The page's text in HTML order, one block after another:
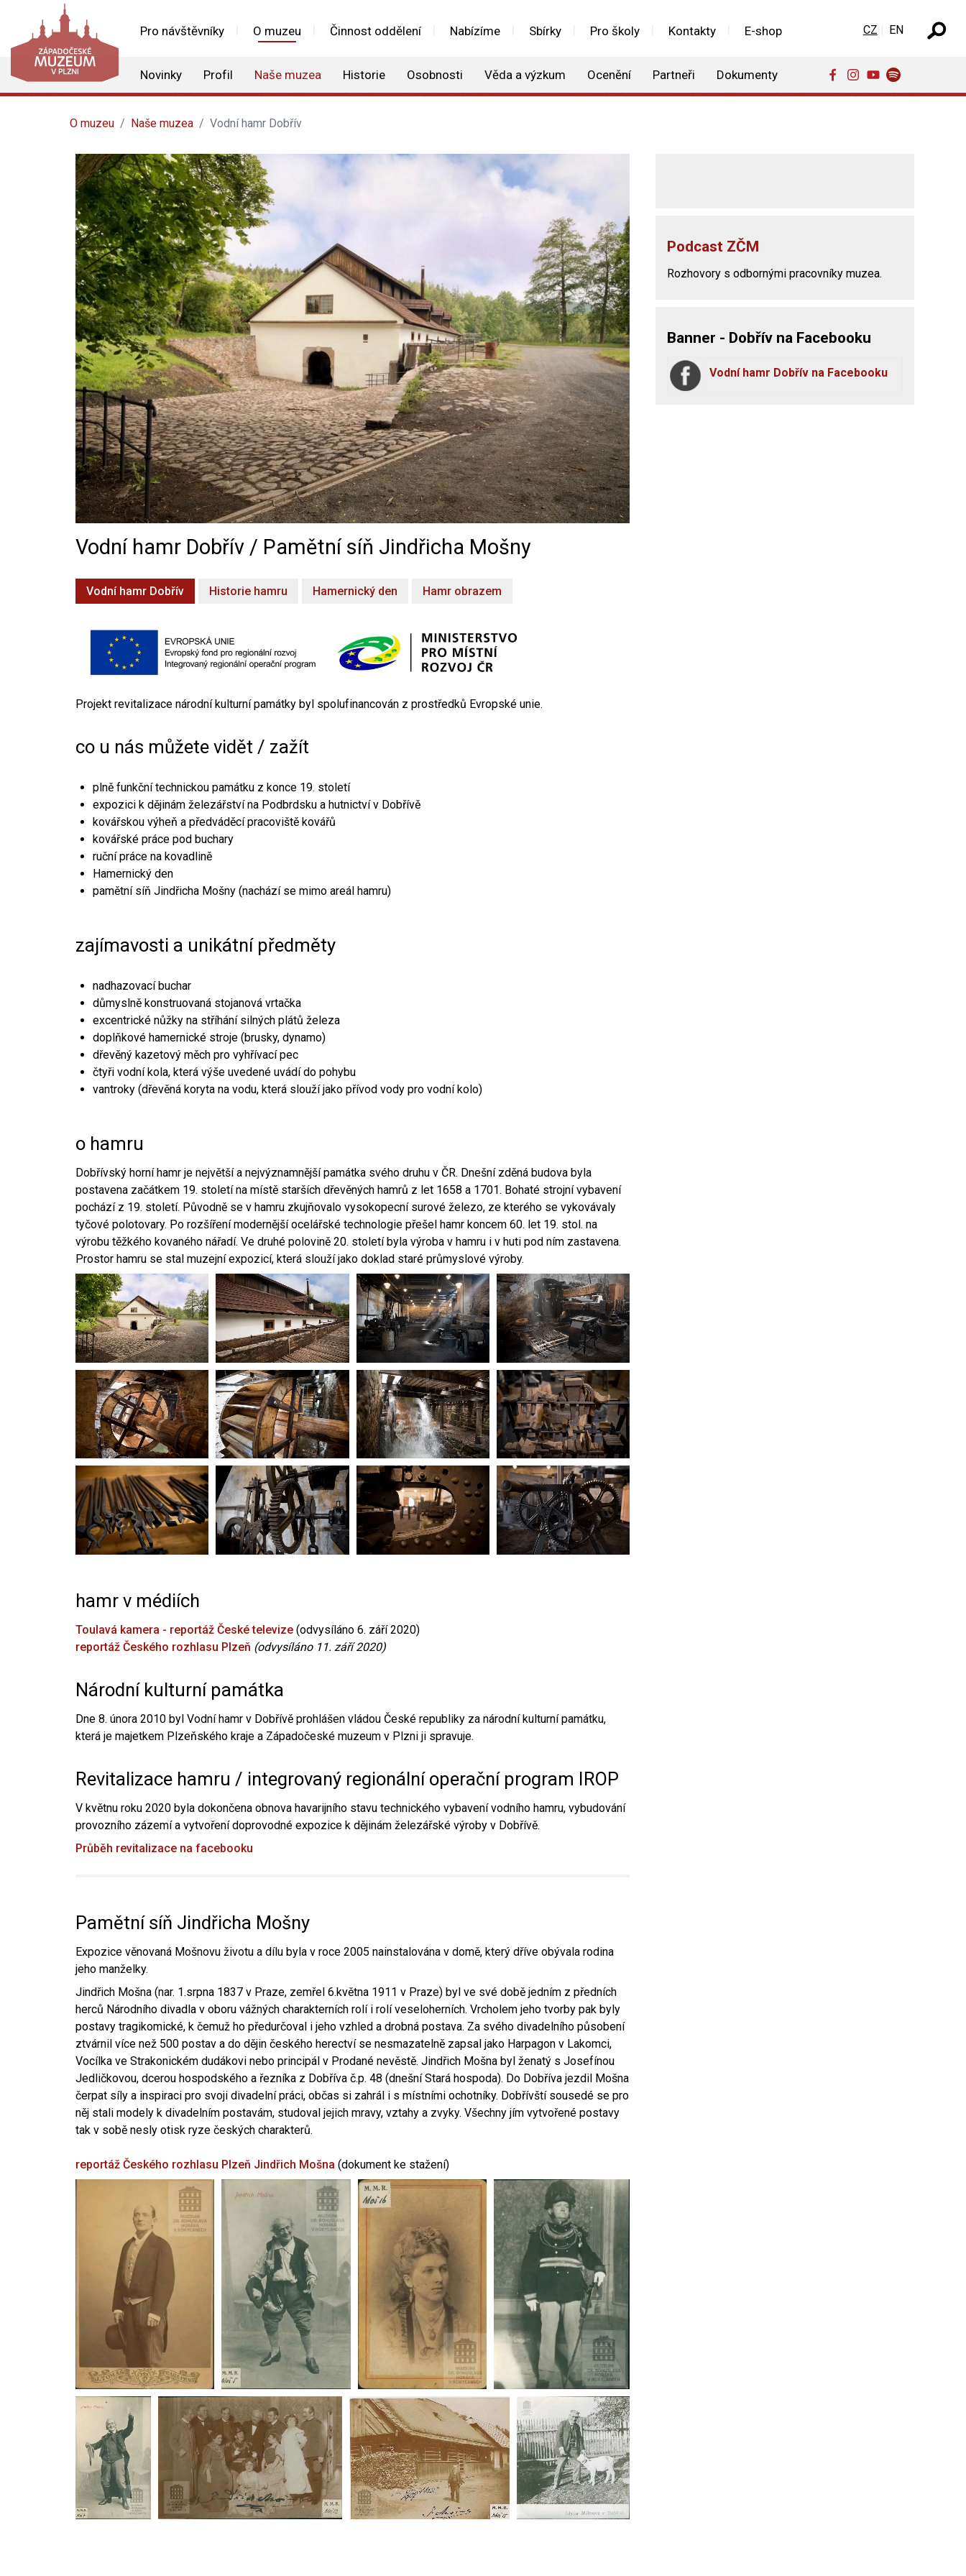
Pro návštěvníky O muzeu Činnost oddělení Nabízíme Sbírky Pro školy Kontakty E-shop
Novinky Profil Naše muzea Historie Osobnosti Věda a výzkum Ocenění Partneři Dokumenty
Zvolte jazyk
CZ EN
O muzeu Naše muzea Vodní hamr Dobřív
Vodní hamr Dobřív / Pamětní síň Jindřicha Mošny
Vodní hamr Dobřív Historie hamru Hamernický den Hamr obrazem
Projekt revitalizace národní kulturní památky byl spolufinancován z prostředků Evropské unie.
co u nás můžete vidět / zažít
plně funkční technickou památku z konce 19. století
expozici k dějinám železářství na Podbrdsku a hutnictví v Dobřívě
kovářskou výheň a předváděcí pracoviště kovářů
kovářské práce pod buchary
ruční práce na kovadlině
Hamernický den
pamětní síň Jindřicha Mošny (nachází se mimo areál hamru)
zajímavosti a unikátní předměty
nadhazovací buchar
důmyslně konstruovaná stojanová vrtačka
excentrické nůžky na stříhání silných plátů železa
doplňkové hamernické stroje (brusky, dynamo)
dřevěný kazetový měch pro vyhřívací pec
čtyři vodní kola, která výše uvedené uvádí do pohybu
vantroky (dřevěná koryta na vodu, která slouží jako přívod vody pro vodní kolo)
o hamru
Dobřívský horní hamr je největší a nejvýznamnější památka svého druhu v ČR. Dnešní zděná budova byla
postavena začátkem 19. století na místě starších dřevěných hamrů z let 1658 a 1701. Bohaté strojní vybavení
pochází z 19. století. Původně se v hamru zkujňovalo vysokopecní surové železo, ze kterého se vykovávaly
tyčové polotovary. Po rozšíření modernější ocelářské technologie přešel hamr koncem 60. let 19. stol. na
výrobu těžkého kovaného nářadí. Ve druhé polovině 20. století byla výroba v hamru i v huti pod ním zastavena.
Prostor hamru se stal muzejní expozicí, která slouží jako doklad staré průmyslové výroby.
hamr v médiích
Toulavá kamera - reportáž České televize (odvysíláno 6. září 2020)
reportáž Českého rozhlasu Plzeň (odvysíláno 11. září 2020)
Národní kulturní památka
Dne 8. února 2010 byl Vodní hamr v Dobřívě prohlášen vládou České republiky za národní kulturní památku,
která je majetkem Plzeňského kraje a Západočeské muzeum v Plzni ji spravuje.
Revitalizace hamru / integrovaný regionální operační program IROP
V květnu roku 2020 byla dokončena obnova havarijního stavu technického vybavení vodního hamru, vybudování
provozního zázemí a vytvoření doprovodné expozice k dějinám železářské výroby v Dobřívě.
Průběh revitalizace na facebooku
Pamětní síň Jindřicha Mošny
Expozice věnovaná Mošnovu životu a dílu byla v roce 2005 nainstalována v domě, který dříve obývala rodina
jeho manželky.
Jindřich Mošna (nar. 1.srpna 1837 v Praze, zemřel 6.května 1911 v Praze) byl ve své době jedním z předních
herců Národního divadla v oboru vážných charakterních rolí i rolí veseloherních. Vrcholem jeho tvorby pak byly
postavy tragikomické, k čemuž ho předurčoval i jeho vzhled a drobná postava. Za svého divadelního působení
ztvárnil více než 500 postav a do dějin českého herectví se nesmazatelně zapsal jako Harpagon v Lakomci,
Vocílka ve Strakonickém dudákovi nebo principál v Prodané nevěstě. Jindřich Mošna byl ženatý s Josefínou
Jedličkovou, dcerou hospodského a řezníka z Dobříva č.p. 48 (dnešní Stará hospoda). Do Dobříva jezdil Mošna
čerpat síly a inspiraci pro svoji divadelní práci, občas si zahrál i s místními ochotníky. Dobřívští sousedé se pro
něj stali modely k divadelním postavám, studoval jejich mravy, vztahy a zvyky. Všechny jím vytvořené postavy
tak v sobě nesly otisk ryze českých charakterů.
reportáž Českého rozhlasu Plzeň Jindřich Mošna (dokument ke stažení)
Podcast ZČM
Rozhovory s odbornými pracovníky muzea.
Banner - Dobřív na Facebooku
Vodní hamr Dobřív na Facebooku